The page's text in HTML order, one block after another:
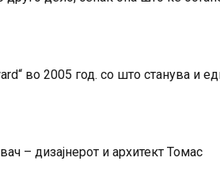
во 2005 год. со што станува и
– дизајнерот и архитект Томас